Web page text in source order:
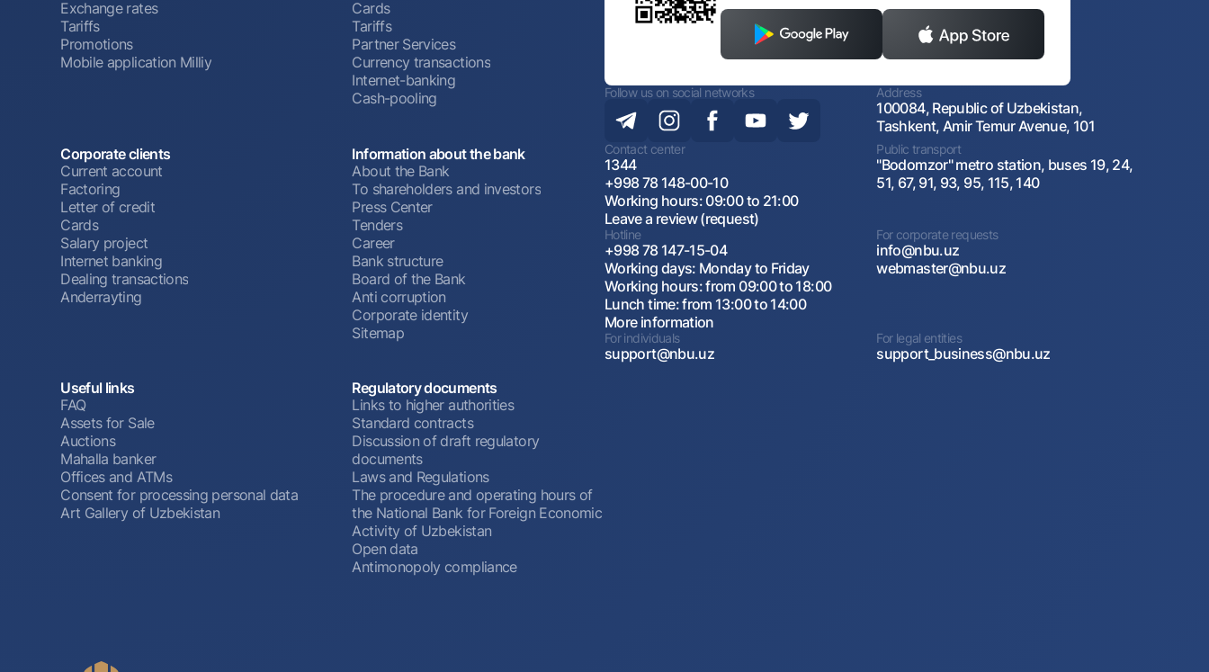
Exchange rates
Tariffs
Promotions
Mobile application Milliy
Cards
Tariffs
Partner Services
Currency transactions
Internet-banking
Cash-pooling
Corporate clients
Current account
Factoring
Letter of credit
Cards
Salary project
Internet banking
Dealing transactions
Anderrayting
Information about the bank
About the Bank
To shareholders and investors
Press Center
Tenders
Career
Bank structure
Board of the Bank
Anti corruption
Corporate identity
Sitemap
Useful links
FAQ
Assets for Sale
Auctions
Mahalla banker
Offices and ATMs
Consent for processing personal data
Art Gallery of Uzbekistan
Regulatory documents
Links to higher authorities
Standard contracts
Discussion of draft regulatory
documents
Laws and Regulations
The procedure and operating hours of
the National Bank for Foreign Economic
Activity of Uzbekistan
Open data
Antimonopoly compliance
Follow us on social networks Address
100084, Republic of Uzbekistan,
Tashkent, Amir Temur Avenue, 101
Contact center
1344
+998 78 148-00-10
Working hours: 09:00 to 21:00
Leave a review (request)
Public transport
"Bodomzor" metro station, buses 19, 24,
51, 67, 91, 93, 95, 115, 140
Hotline
+998 78 147-15-04
Working days: Monday to Friday
Working hours: from 09:00 to 18:00
Lunch time: from 13:00 to 14:00
More information
For corporate requests
info@nbu.uz
webmaster@nbu.uz
For individuals
support@nbu.uz
For legal entities
support_business@nbu.uz